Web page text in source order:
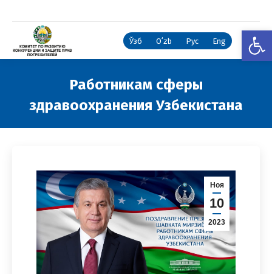
Ўзб Oʻzb Рус Eng
Работникам сферы
здравоохранения Узбекистана
Ноя
10
2023